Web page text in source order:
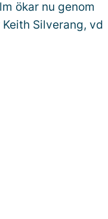
ökar nu genom
Silverang, vd